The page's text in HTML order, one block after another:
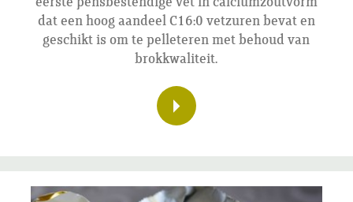
dat een hoog aandeel C16:0 vetzuren bevat en
geschikt is om te pelleteren met behoud van
brokkwaliteit.